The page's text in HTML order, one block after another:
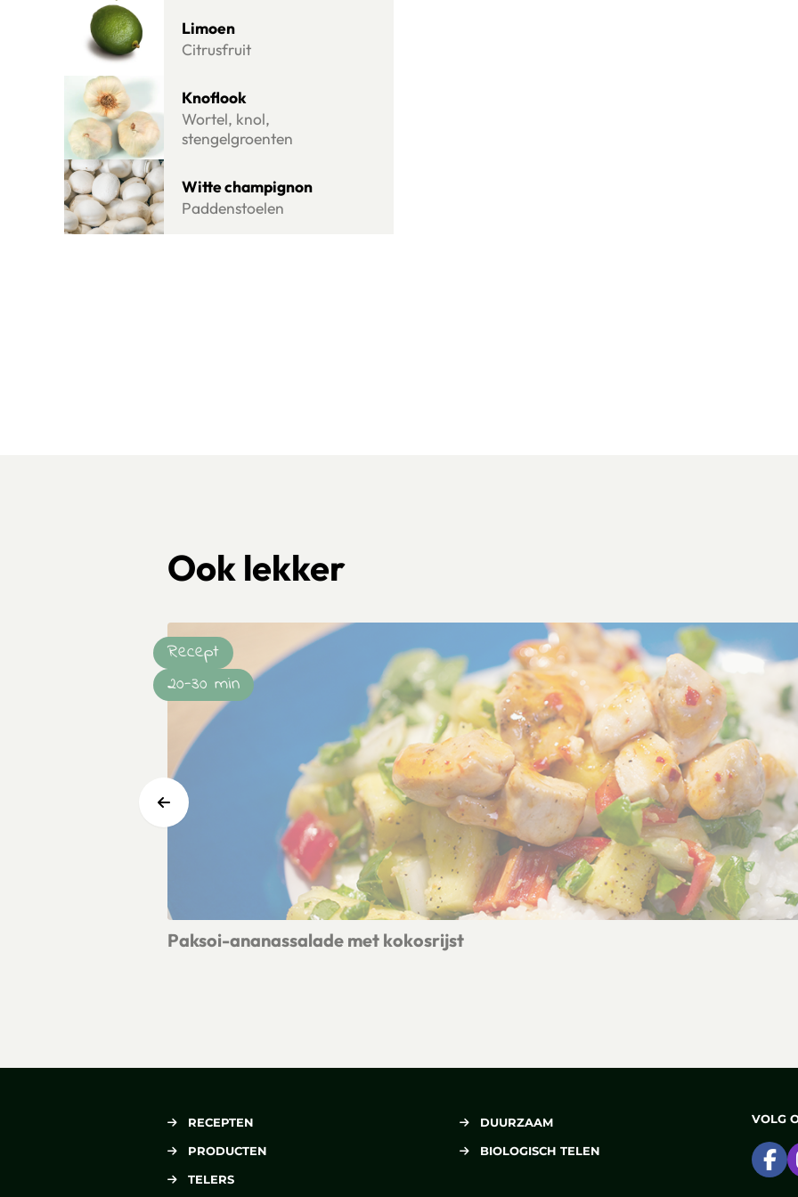
Limoen
Citrusfruit
Lees meer over Limoen
Knoflook
Wortel, knol,
stengelgroenten
Lees meer over Knoflook
Witte champignon
Paddenstoelen
Lees meer over Witte champignon
Ook lekker
Paksoi-ananassalade met kokosrijst
Recept
20-30 min
RECEPTEN
PRODUCTEN
TELERS
DUURZAAM
BIOLOGISCH TELEN
VOLG